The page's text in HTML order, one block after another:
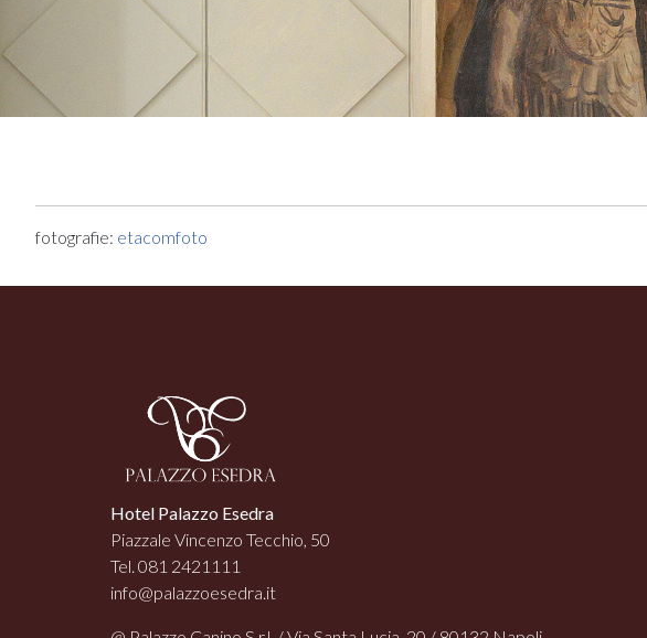
fotografie: etacomfoto
Hotel Palazzo Esedra
Piazzale Vincenzo Tecchio, 50
Tel. 081 2421111
info@palazzoesedra.it